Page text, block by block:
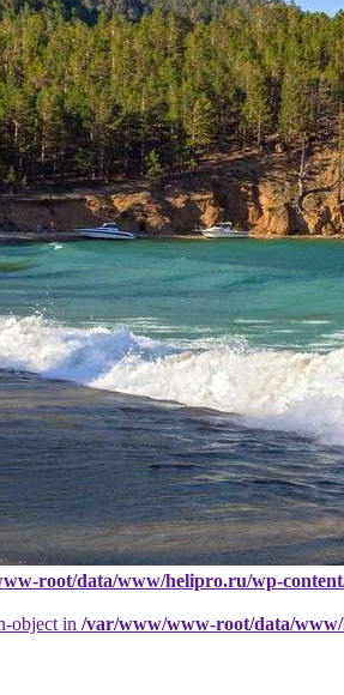
root/data/www/helipro.ru/wp-
object in /var/www/www-root/data/